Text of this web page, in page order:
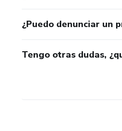
¿Puedo denunciar un
Tengo otras dudas,